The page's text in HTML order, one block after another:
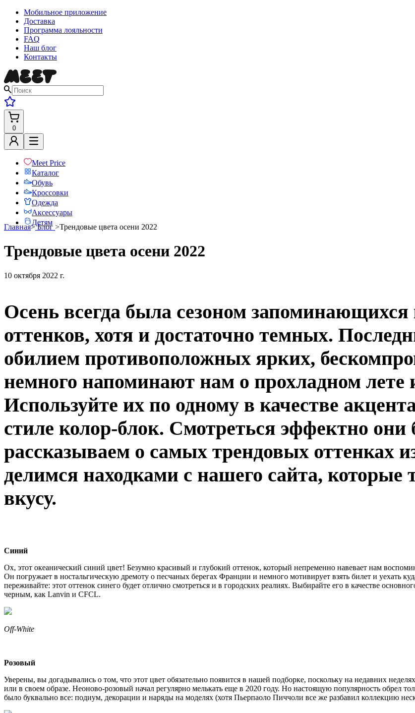
Мобильное приложение
Доставка
Программа лояльности
FAQ
Наш блог
Контакты
0
Meet Price
Каталог
Обувь
Кроссовки
Одежда
Аксессуары
Детям
Главная>Блог >Трендовые цвета осени 2022
Трендовые цвета осени 2022
10 октября 2022 г.
Осень всегда была сезоном
оттенков, хотя и достаточно темных.
обилием противоположных ярких,
немного напоминают нам о прохладном лете
Используйте их по одному в качестве
стиле колор-блок. Смотреться эффектно
рассказываем о самых трендовых оттенках
делимся находками с нашего сайта, которые
вкусу.
Синий
Ох, этот океанический синий цвет! Безумно красивый и глубокий оттенок, который непременно навевает нам
Он погружает в ностальгическую дремоту о песчаных берегах Франции и немного мотивирует взять билет и уехать
переживайте: этот оттенок синего будет отлично смотреться и в городских реалиях. Выбирайте его в качестве
черным, как Lanvin и CFCL.
Off-White
Розовый
Уверены, вы догадывались о том, что этот цвет обязательно появится в нашей подборке, поскольку на недавних
или в своем образе. Неоново-розовый начал регулярно мелькать еще в 2020 году. Но настоящую популярность обрел
было буквально все: подиум, декорации и наряды на моделях (хотя Пьерпаоло Пиччоли все же разбавил коллекцию